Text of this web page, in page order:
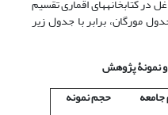
در کتابخانه­های اقماری تقسیم
مورگان، برابر با جدول زیر
حجم نمونه